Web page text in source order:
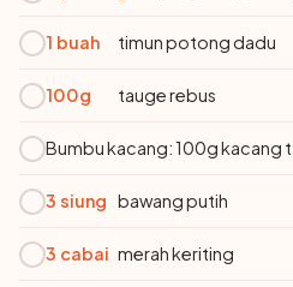
1 buah timun potong dadu
100g tauge rebus
Bumbu kacang: 100g kacang
3 siung bawang putih
3 cabai merah keriting